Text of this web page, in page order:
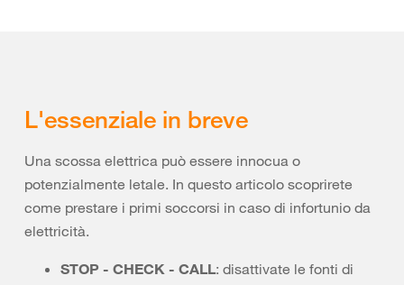
L'essenziale in breve
Una scossa elettrica può essere innocua o
potenzialmente letale. In questo articolo scoprirete
come prestare i primi soccorsi in caso di infortunio da
elettricità.
STOP - CHECK - CALL: disattivate le fonti di